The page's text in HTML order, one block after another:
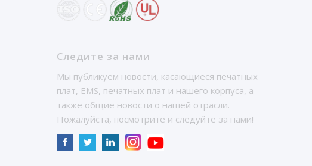
Следите за нами
Мы публикуем новости, касающиеся печатных
плат, EMS, печатных плат и нашего корпуса, а
также общие новости о нашей отрасли.
Пожалуйста, посмотрите и следуйте за нами!